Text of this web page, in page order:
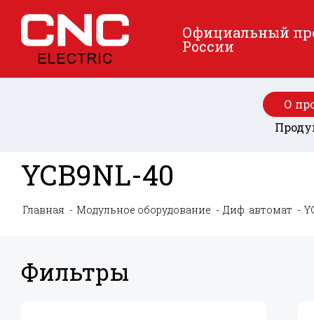
Официальный
России
О
YCB9NL-40
Главная Модульное оборудование Диф. автомат
Фильтры